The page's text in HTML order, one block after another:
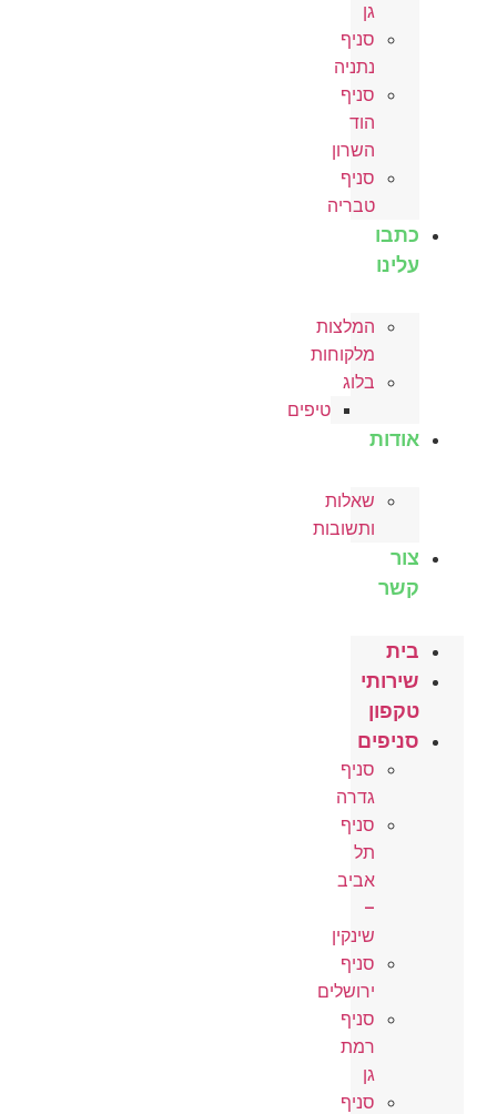
גן
סניף
נתניה
סניף
הוד
השרון
סניף
טבריה
כתבו
עלינו
המלצות
מלקוחות
בלוג
טיפים
אודות
שאלות
ותשובות
צור
קשר
בית
שירותי
טקפון
סניפים
סניף
גדרה
סניף
תל
אביב
–
שינקין
סניף
ירושלים
סניף
רמת
גן
סניף